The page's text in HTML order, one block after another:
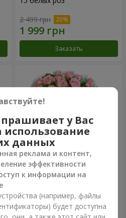
2 499 грн
Заказать
Композиция "Баллада о
маме"
2 324 грн
у Вас
использование
данных
реклама и контент,
эффективности
к информации на
(например, файлы
будет доступна